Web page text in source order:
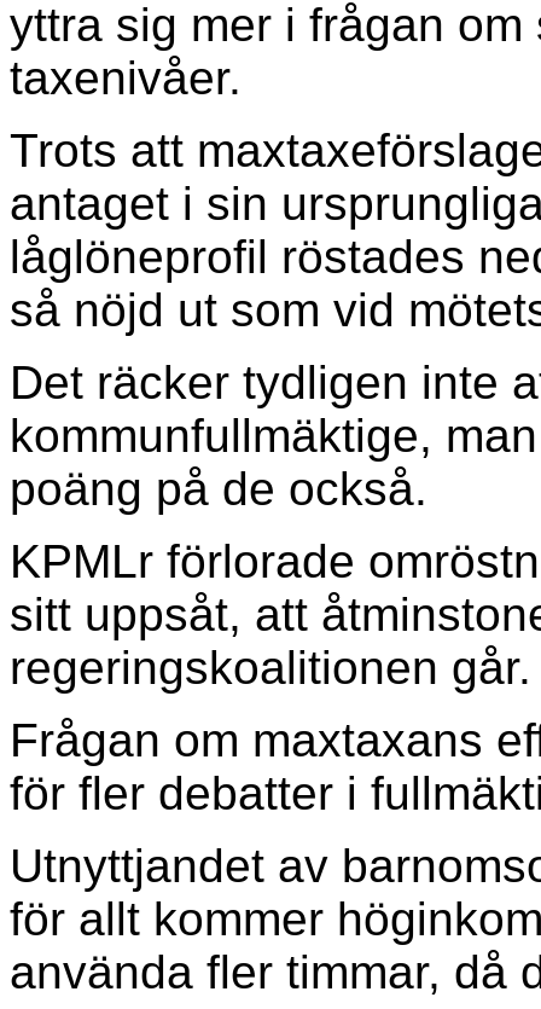
yttra sig mer i frågan
taxenivåer.
Trots att
antaget i sin
låglöneprofil röstades
så nöjd ut som vid
Det räcker tydligen inte
kommunfullmäktige,
poäng på de också.
KPMLr förlorade
sitt uppsåt, att
regeringskoalitionen går.
Frågan om maxtaxans
för fler debatter i
Utnyttjandet av
för allt kommer
använda fler timmar, då